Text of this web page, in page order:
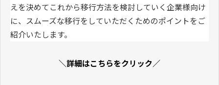
えを決めてこれから移行方法を検討していく企業様向け
に、スムーズな移行をしていただくためのポイントをご
紹介いたします。
＼詳細はこちらをクリック／